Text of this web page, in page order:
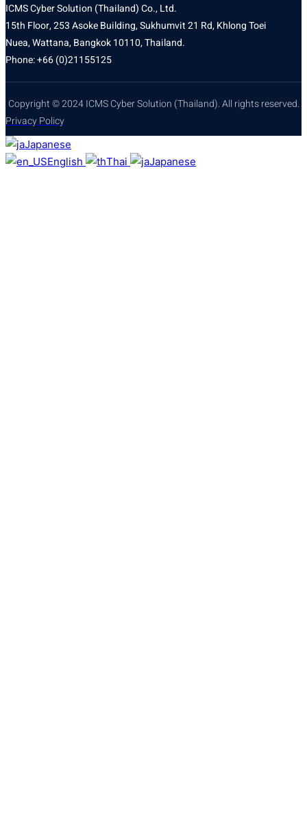
ICMS Cyber Solution (Thailand) Co., Ltd.
15th Floor, 253 Asoke Building, Sukhumvit 21 Rd, Khlong Toei
Nuea, Wattana, Bangkok 10110, Thailand.
Phone: +66 (0)21155125
Copyright © 2024 ICMS Cyber Solution (Thailand). All rights reserved.
Privacy Policy
Japanese
English
Thai Japanese